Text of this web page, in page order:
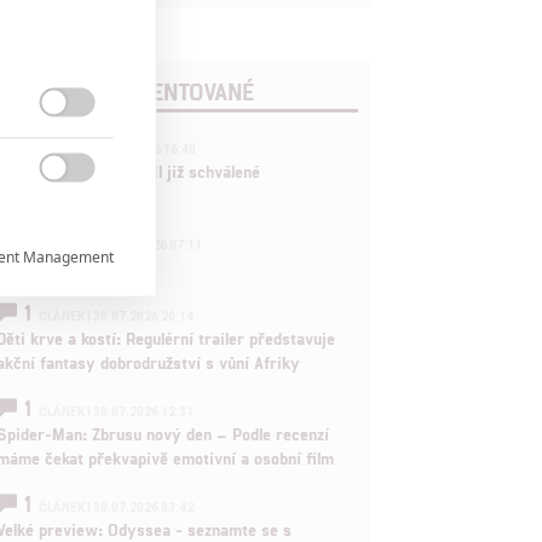
POSLEDNÍ KOMENTOVANÉ
Marvel nečekaně zrušil již schválené
彈專家
1
krve a kostí: Regulérní trailer představuje
fantasy dobrodružství s vůní Afriky
1
Man: Zbrusu nový den – Podle recenzí
čekat překvapivě emotivní a osobní film
1
preview: Odyssea - seznamte se s

chyb,
Management